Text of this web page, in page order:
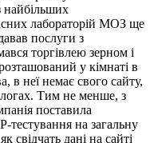
лабораторій МОЗ ще
послуги з
торгівлею зерном і
у кімнаті в
в неї немає свого сайту,
Тим не менше, з
поставила
на загальну
свідчать дані на сайті